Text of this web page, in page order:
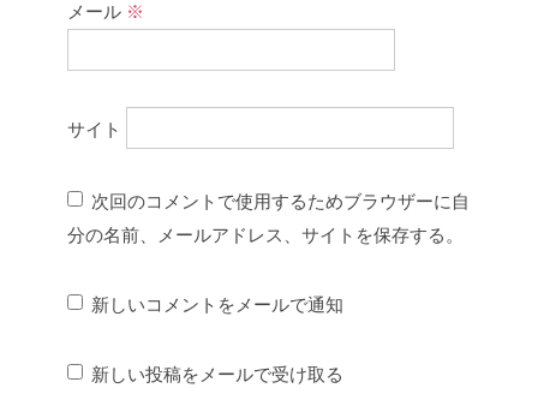
メール ※
サイト
次回のコメントで使用するためブラウザーに自
分の名前、メールアドレス、サイトを保存する。
新しいコメントをメールで通知
新しい投稿をメールで受け取る